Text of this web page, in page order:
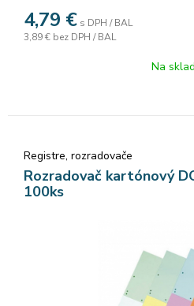
4,79 € s DPH / BAL
3,89 € bez DPH / BAL
Na
Registre, rozradovače
Rozradovač kartónový
100ks